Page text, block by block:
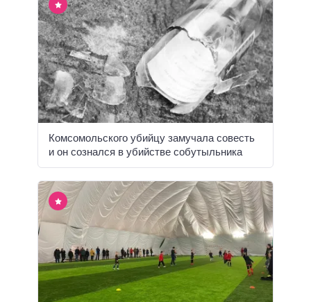
Комсомольского убийцу замучала совесть
и он сознался в убийстве собутыльника